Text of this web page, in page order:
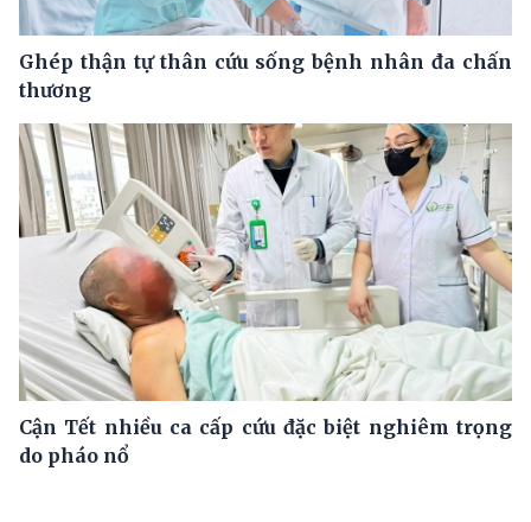
Ghép thận tự thân cứu sống bệnh nhân đa chấn
thương
Cận Tết nhiều ca cấp cứu đặc biệt nghiêm trọng
do pháo nổ